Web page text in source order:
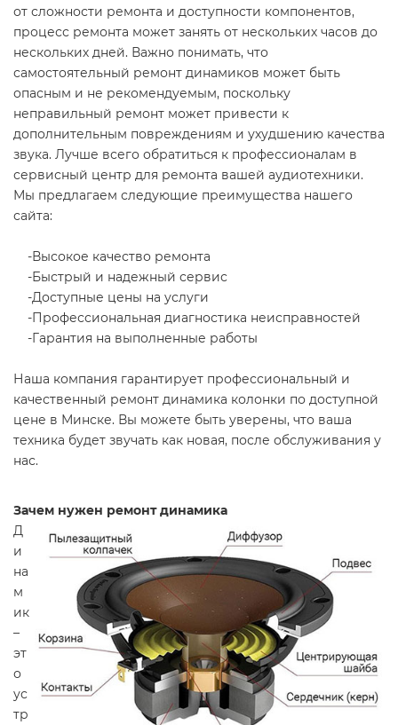
от сложности ремонта и доступности компонентов,
процесс ремонта может занять от нескольких часов до
нескольких дней. Важно понимать, что
самостоятельный ремонт динамиков может быть
опасным и не рекомендуемым, поскольку
неправильный ремонт может привести к
дополнительным повреждениям и ухудшению качества
звука. Лучше всего обратиться к профессионалам в
сервисный центр для ремонта вашей аудиотехники.
Мы предлагаем следующие преимущества нашего
сайта:
-Высокое качество ремонта
-Быстрый и надежный сервис
-Доступные цены на услуги
-Профессиональная диагностика неисправностей
-Гарантия на выполненные работы
Наша компания гарантирует профессиональный и
качественный ремонт динамика колонки по доступной
цене в Минске. Вы можете быть уверены, что ваша
техника будет звучать как новая, после обслуживания у
нас.
Зачем нужен ремонт динамика
Д
и
на
м
ик
–
эт
о
ус
тр